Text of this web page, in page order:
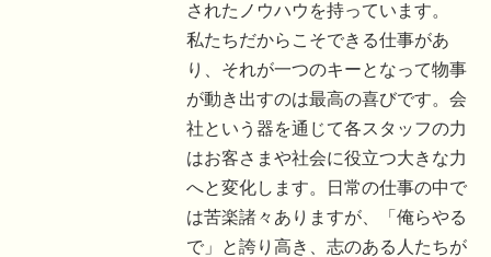
されたノウハウを持っています。
私たちだからこそできる仕事があ
り、それが一つのキーとなって物事
が動き出すのは最高の喜びです。会
社という器を通じて各スタッフの力
はお客さまや社会に役立つ大きな力
へと変化します。日常の仕事の中で
は苦楽諸々ありますが、「俺らやる
で」と誇り高き、志のある人たちが